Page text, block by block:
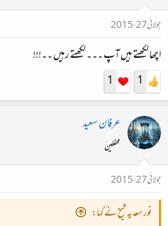
جولائی 27، 2015
اچھا لکھتے ہیں آپ ۔۔۔ لکھتے رہیں ۔۔!!!
1
1
عرفان سعید
محفلین
جولائی 27، 2015
نور سعدیہ شیخ نے کہا: